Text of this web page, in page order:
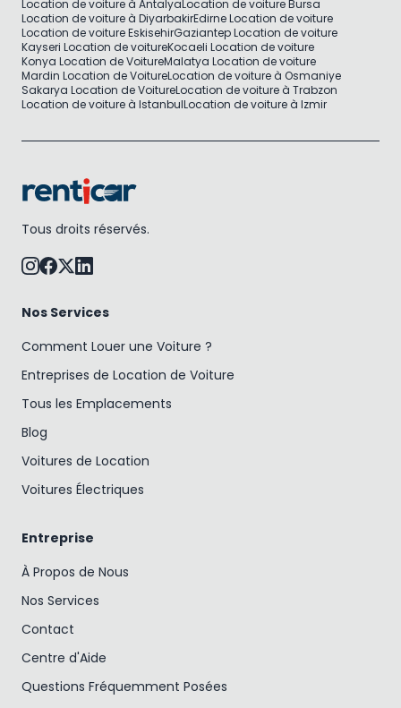
Location de voiture à AntalyaLocation de voiture Bursa
Location de voiture à DiyarbakirEdirne Location de voiture
Location de voiture EskisehirGaziantep Location de voiture
Kayseri Location de voitureKocaeli Location de voiture
Konya Location de VoitureMalatya Location de voiture
Mardin Location de VoitureLocation de voiture à Osmaniye
Sakarya Location de VoitureLocation de voiture à Trabzon
Location de voiture à IstanbulLocation de voiture à Izmir
Tous droits réservés.
Nos Services
Comment Louer une Voiture ?
Entreprises de Location de Voiture
Tous les Emplacements
Blog
Voitures de Location
Voitures Électriques
Entreprise
À Propos de Nous
Nos Services
Contact
Centre d'Aide
Questions Fréquemment Posées